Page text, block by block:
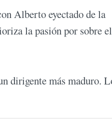
Alberto eyectado de la
la pasión por sobre el
dirigente más maduro.